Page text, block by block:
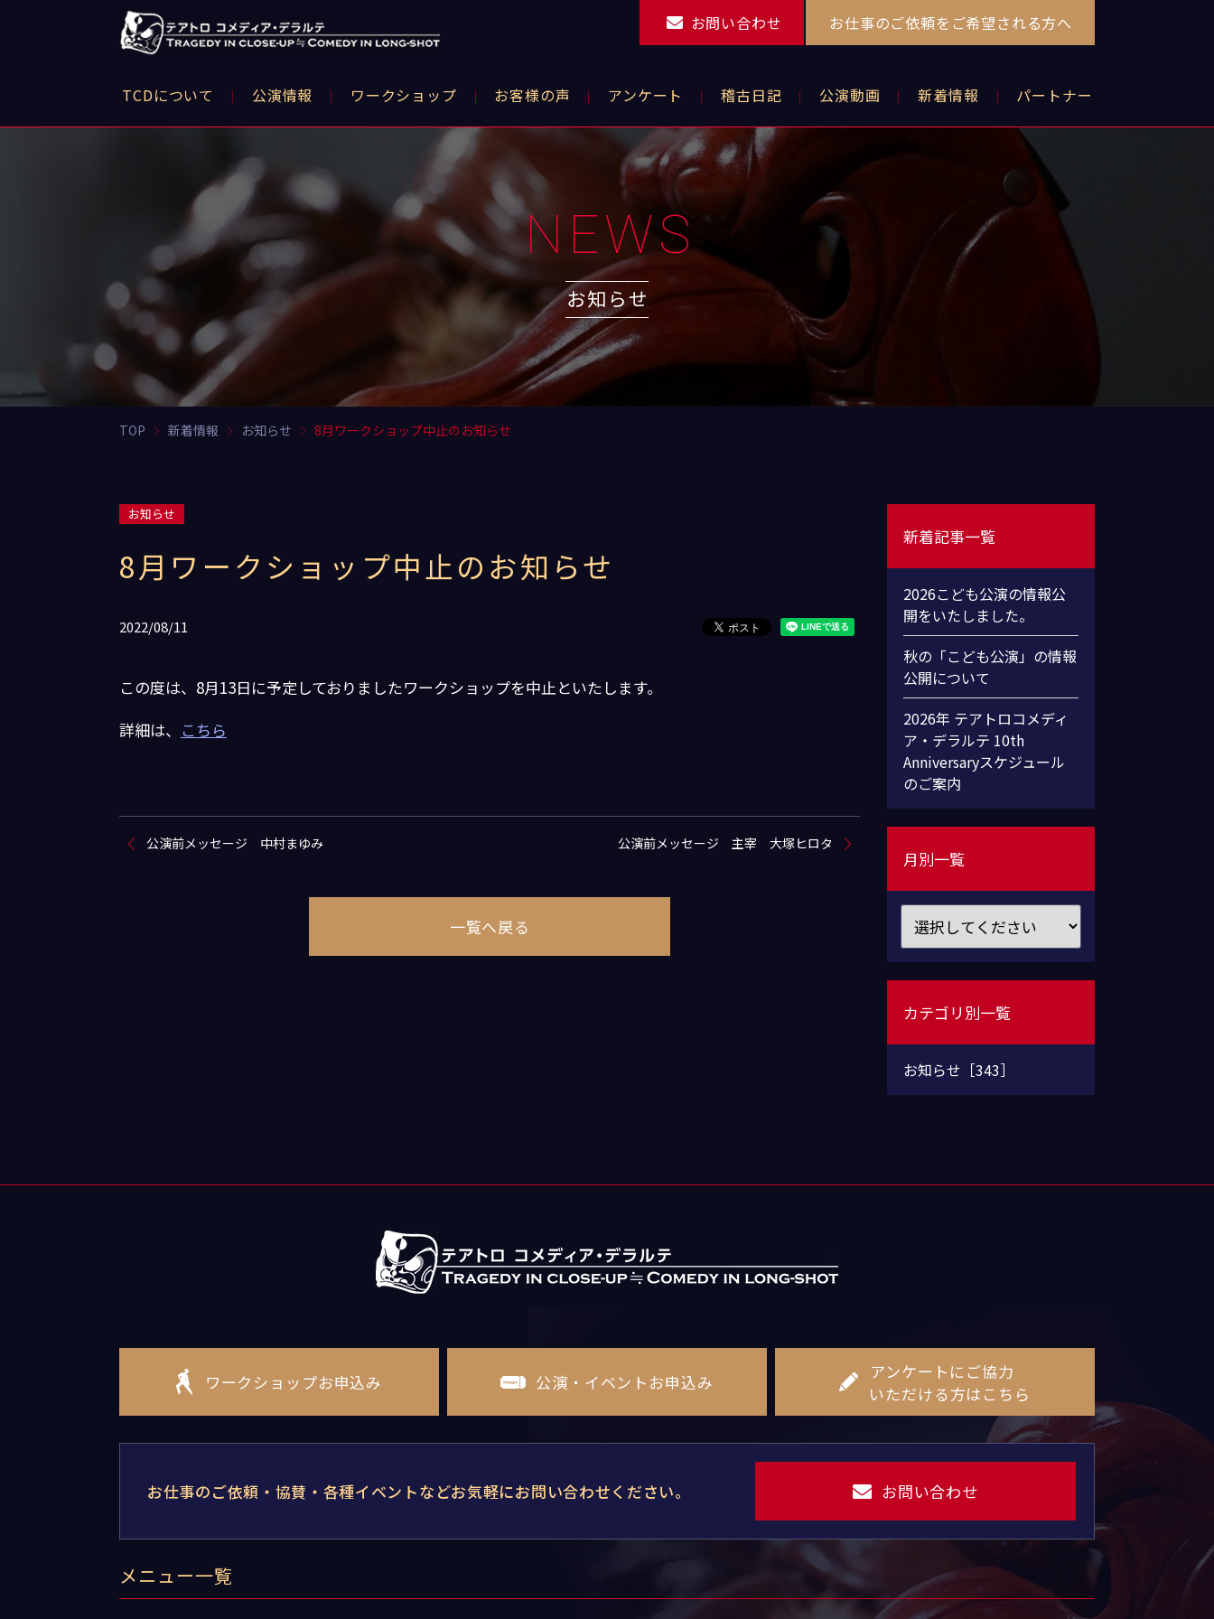
TCDについて 公演情報 ワークショップ お客様の声 アンケート 稽古日記 公演動画 新着情報 パートナー
お問い合わせ お仕事のご依頼をご希望される方へ
NEWS
お知らせ
TOP 新着情報 お知らせ 8月ワークショップ中止のお知らせ
お知らせ
8月ワークショップ中止のお知らせ
2022/08/11
この度は、8月13日に予定しておりましたワークショップを中止といたします。
詳細は、 こちら
公演前メッセージ 中村まゆみ 公演前メッセージ 主宰 大塚ヒロタ
一覧へ戻る
新着記事一覧
2026こども公演の情報公
開をいたしました。
秋の「こども公演」の情報
公開について
2026年 テアトロコメディ
ア・デラルテ 10th
Anniversaryスケジュール
のご案内
月別一覧
カテゴリ別一覧
お知らせ［343］
ワークショップお申込み 公演・イベントお申込み
アンケートにご協力
いただける方はこちら
お仕事のご依頼・協賛・各種イベントなどお気軽にお問い合わせください。 お問い合わせ
メニュー一覧